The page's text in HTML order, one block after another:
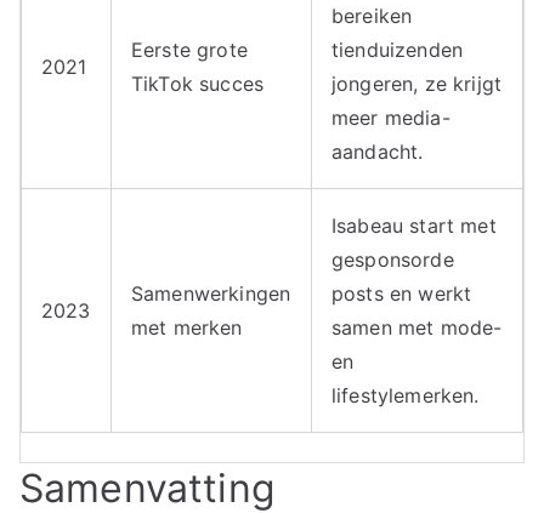
2021
Eerste grote
TikTok succes
bereiken
tienduizenden
jongeren, ze krijgt
meer media-
aandacht.
2023
Samenwerkingen
met merken
Isabeau start met
gesponsorde
posts en werkt
samen met mode-
en
lifestylemerken.
Samenvatting